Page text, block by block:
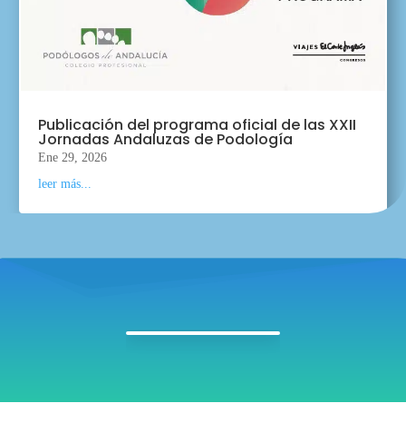
Publicación del programa oficial de las XXII
Jornadas Andaluzas de Podología
Ene 29, 2026
leer más...